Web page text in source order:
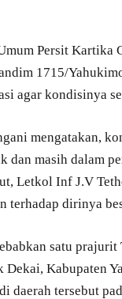
Persit
1715/
agar kondisinya
mengatakan,
dan masih dalam
Letkol Inf J.V
terhadap dirinya
satu
Kabupaten
daerah tersebut